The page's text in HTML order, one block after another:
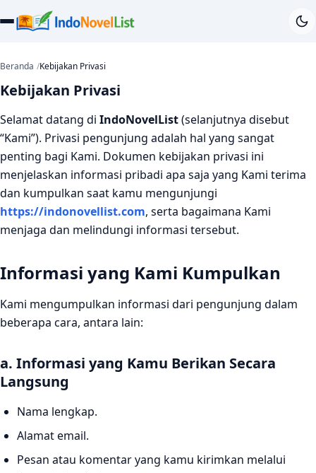
Beranda Kebijakan Privasi
Kebijakan Privasi
Selamat datang di IndoNovelList(selanjutnya disebut
“Kami”). Privasi pengunjung adalah hal yang sangat
penting bagi Kami. Dokumen kebijakan privasi ini
menjelaskan informasi pribadi apa saja yang Kami terima
dan kumpulkan saat kamu mengunjungi
https://indonovellist.com, serta bagaimana Kami
menjaga dan melindungi informasi tersebut.
Informasi yang Kami Kumpulkan
Kami mengumpulkan informasi dari pengunjung dalam
beberapa cara, antara lain:
a. Informasi yang Kamu Berikan Secara
Langsung
Nama lengkap.
Alamat email.
Pesan atau komentar yang kamu kirimkan melalui